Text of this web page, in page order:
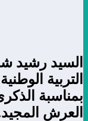
السيد رشيد
التربية
بمناسبة
العرش